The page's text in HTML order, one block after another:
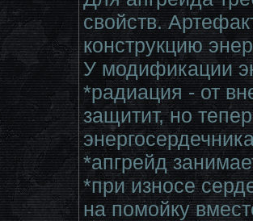
свойств.
конструкцию
У модификации
*радиация - от
защитит, но
*апгрейд
*при износе
на помойку